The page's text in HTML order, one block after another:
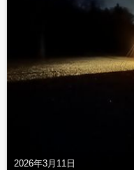
2026年3月11日